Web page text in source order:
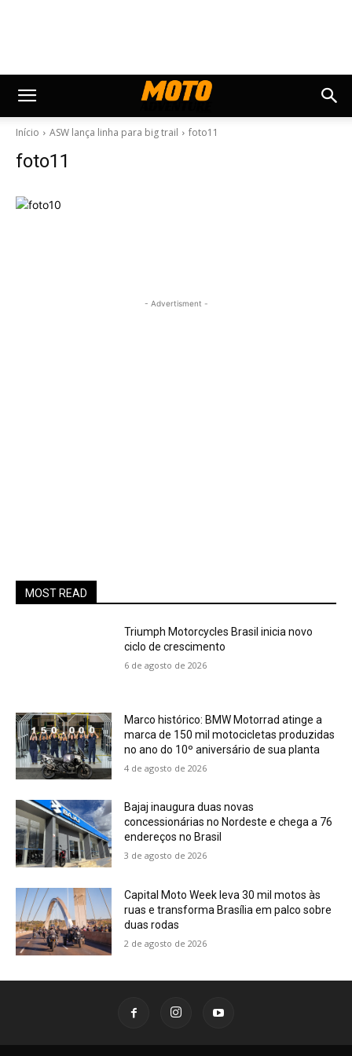
Início ASW lança linha para big trail foto11
foto11
- Advertisment -
MOST READ
Triumph Motorcycles Brasil inicia novo
ciclo de crescimento
6 de agosto de 2026
Marco histórico: BMW Motorrad atinge a
marca de 150 mil motocicletas produzidas
no ano do 10º aniversário de sua planta
4 de agosto de 2026
Bajaj inaugura duas novas
concessionárias no Nordeste e chega a 76
endereços no Brasil
3 de agosto de 2026
Capital Moto Week leva 30 mil motos às
ruas e transforma Brasília em palco sobre
duas rodas
2 de agosto de 2026